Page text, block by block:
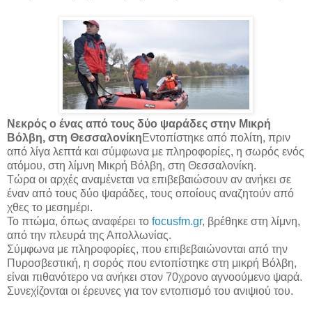
Νεκρός ο ένας από τους δύο ψαράδες στην Μικρή
Βόλβη, στη ΘεσσαλονίκηΕντοπίστηκε από πολίτη, πριν
από λίγα λεπτά και σύμφωνα με πληροφορίες, η σωρός ενός
ατόμου, στη λίμνη Μικρή Βόλβη, στη Θεσσαλονίκη.
Τώρα οι αρχές αναμένεται να επιβεβαιώσουν αν ανήκει σε
έναν από τους δύο ψαράδες, τους οποίους αναζητούν από
χθες το μεσημέρι.
Το πτώμα, όπως αναφέρει το focusfm.gr, βρέθηκε στη λίμνη,
από την πλευρά της Απολλωνίας.
Σύμφωνα με πληροφορίες, που επιβεβαιώνονται από την
Πυροσβεστική, η σορός που εντοπίστηκε στη μικρή Βόλβη,
είναι πιθανότερο να ανήκει στον 70χρονο αγνοούμενο ψαρά.
Συνεχίζονται οι έρευνες για τον εντοπισμό του ανιψιού του.